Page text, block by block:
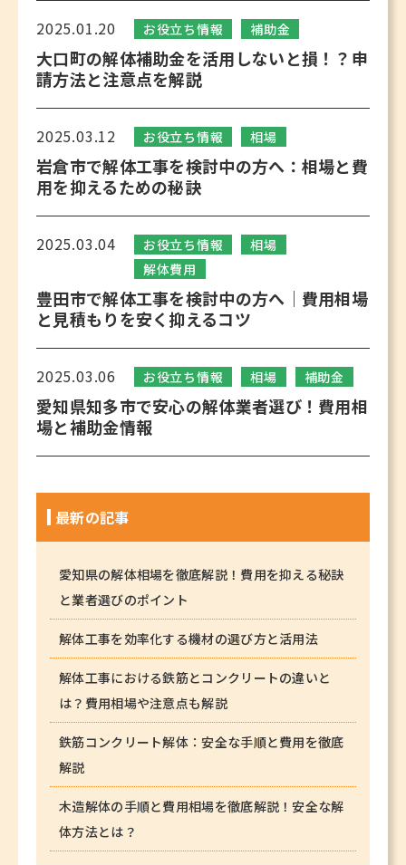
2025.01.20 お役立ち情報 補助金
大口町の解体補助金を活用しないと損！？申
請方法と注意点を解説
2025.03.12 お役立ち情報 相場
岩倉市で解体工事を検討中の方へ：相場と費
用を抑えるための秘訣
2025.03.04 お役立ち情報
相場
解体費用
豊田市で解体工事を検討中の方へ｜費用相場
と見積もりを安く抑えるコツ
2025.03.06 お役立ち情報 相場 補助金
愛知県知多市で安心の解体業者選び！費用相
場と補助金情報
最新の記事
愛知県の解体相場を徹底解説！費用を抑える秘訣
と業者選びのポイント
解体工事を効率化する機材の選び方と活用法
解体工事における鉄筋とコンクリートの違いと
は？費用相場や注意点も解説
鉄筋コンクリート解体：安全な手順と費用を徹底
解説
木造解体の手順と費用相場を徹底解説！安全な解
体方法とは？